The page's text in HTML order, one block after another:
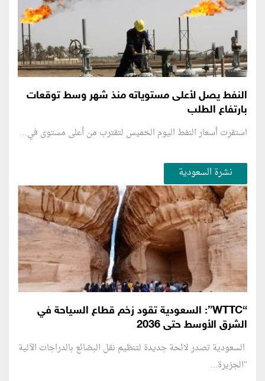
النفط يصل لأعلى مستوياته منذ شهر وسط توقعات
بارتفاع الطلب
استقرت أسعار النفط اليوم الخميس لتقترب من أعلى مستوى في...
نشرة السعودية
“WTTC”: السعودية تقود زخم قطاع السياحة في
الشرق الأوسط حتى 2036
السعودية تصدر لائحة جديدة لتنظيم نقل البضائع بالدراجات الآلية
"الجزيرة...